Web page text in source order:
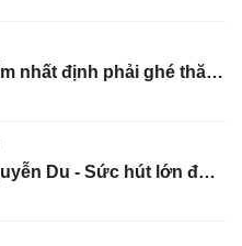
Chợ Mè - Địa điểm nhất định phải ghé thăm tại thị xã Phú Thọ
Phố ẩm thực Nguyễn Du - Sức hút lớn đối với du khách trong và ngoài tỉnh